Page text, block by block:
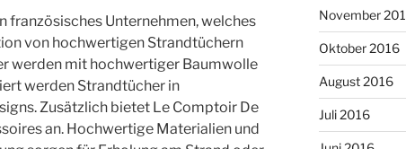
französisches Unternehmen, welches
von hochwertigen Strandtüchern
werden mit hochwertiger Baumwolle
werden Strandtücher in
Zusätzlich bietet Le Comptoir De
an. Hochwertige Materialien und
November
Oktober 2016
August 2016
Juli 2016